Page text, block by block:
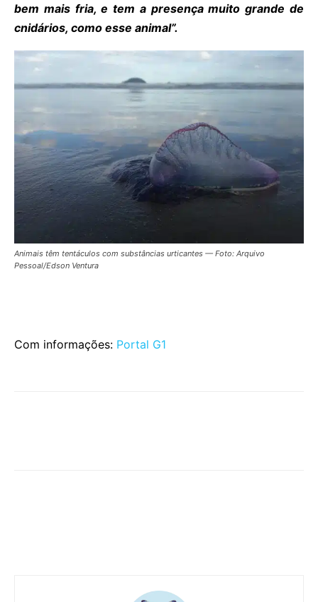
bem mais fria, e tem a presença muito grande de
cnidários, como esse animal”.
Animais têm tentáculos com substâncias urticantes — Foto: Arquivo
Pessoal/Edson Ventura
Com informações: Portal G1